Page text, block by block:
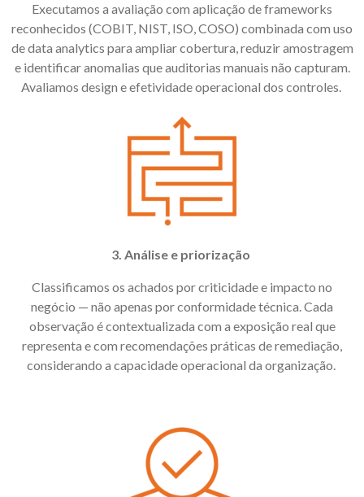
Executamos a avaliação com aplicação de frameworks
reconhecidos (COBIT, NIST, ISO, COSO) combinada com uso
de data analytics para ampliar cobertura, reduzir amostragem
e identificar anomalias que auditorias manuais não capturam.
Avaliamos design e efetividade operacional dos controles.
3. Análise e priorização
Classificamos os achados por criticidade e impacto no
negócio — não apenas por conformidade técnica. Cada
observação é contextualizada com a exposição real que
representa e com recomendações práticas de remediação,
considerando a capacidade operacional da organização.